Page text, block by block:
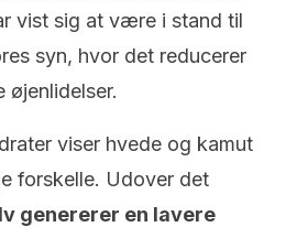
vist sig at være i stand til
syn, hvor det reducerer
øjenlidelser.
viser hvede og kamut
forskelle. Udover det
genererer en lavere